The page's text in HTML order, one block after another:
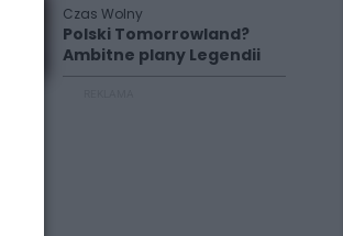
Czas Wolny
Polski Tomorrowland?
Ambitne plany Legendii